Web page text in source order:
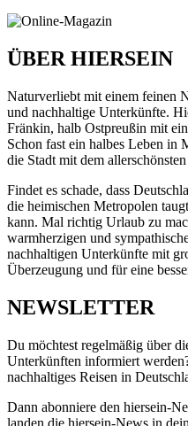
ÜBER HIERSEIN
Naturverliebt mit einem feinen
und nachhaltige Unterkünfte.
Fränkin, halb Ostpreußin mit
Schon fast ein halbes Leben in
die Stadt mit dem
Findet es schade, dass
die heimischen Metropolen
kann. Mal richtig Urlaub zu
warmherzigen und
nachhaltigen Unterkünfte mit
Überzeugung und für eine
NEWSLETTER
Du möchtest regelmäßig über
Unterkünften informiert
nachhaltiges Reisen in
Dann abonniere den hiersein-
landen die hiersein-News in